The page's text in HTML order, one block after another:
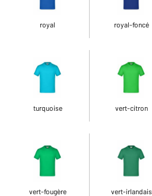
royal royal-foncé
turquoise vert-citron
vert-fougère vert-irlandais